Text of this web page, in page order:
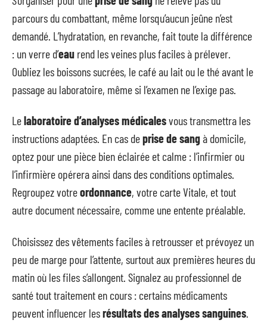
parcours du combattant, même lorsqu’aucun jeûne n’est
demandé. L’hydratation, en revanche, fait toute la différence
: un verre d’eau rend les veines plus faciles à prélever.
Oubliez les boissons sucrées, le café au lait ou le thé avant le
passage au laboratoire, même si l’examen ne l’exige pas.
Lelaboratoire d’analyses médicalesvous transmettra les
instructions adaptées. En cas deprise de sangà domicile,
optez pour une pièce bien éclairée et calme : l’infirmier ou
l’infirmière opérera ainsi dans des conditions optimales.
Regroupez votreordonnance, votre carte Vitale, et tout
autre document nécessaire, comme une entente préalable.
Choisissez des vêtements faciles à retrousser et prévoyez un
peu de marge pour l’attente, surtout aux premières heures du
matin où les files s’allongent. Signalez au professionnel de
santé tout traitement en cours : certains médicaments
peuvent influencer lesrésultats des analyses sanguines